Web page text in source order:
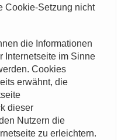
Cookie-Setzung nicht
die Informationen
Internetseite im Sinne
Cookies
erwähnt, die
dieser
Nutzern die
zu erleichtern.